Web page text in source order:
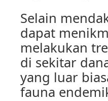
Selain
dapat
melakukan
di sekitar
yang luar
fauna